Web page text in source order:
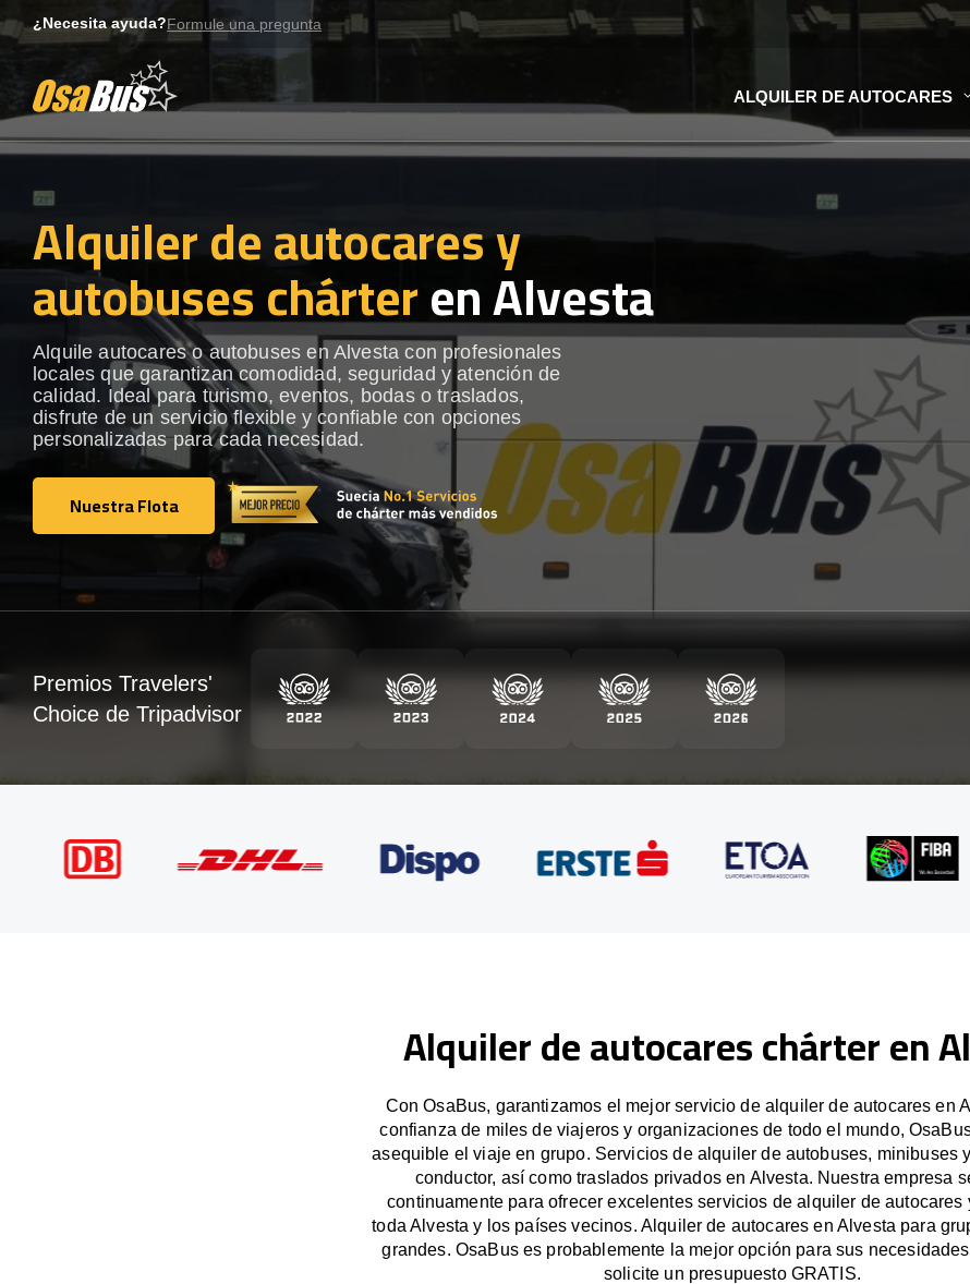
to
¿Necesita ayuda?Formule una pregunta
ALQUILER DE AUTOCARES
Alquiler de autocares y
autobuses chárteren Alvesta
Alquile autocares o autobuses en Alvesta con profesionales
locales que garantizan comodidad, seguridad y atención de
calidad. Ideal para turismo, eventos, bodas o traslados,
disfrute de un servicio flexible y confiable con opciones
personalizadas para cada necesidad.
Nuestra Flota
Nuestra Flota
Premios Travelers'
Choice de Tripadvisor
Alquiler de autocares chárter en
Con OsaBus, garantizamos el mejor servicio de alquiler de autocares en
confianza de miles de viajeros y organizaciones de todo el mundo,
asequible el viaje en grupo. Servicios de alquiler de autobuses, minibuses
conductor, así como traslados privados en Alvesta. Nuestra empresa
continuamente para ofrecer excelentes servicios de alquiler de autocares
toda Alvesta y los países vecinos. Alquiler de autocares en Alvesta para
grandes. OsaBus es probablemente la mejor opción para sus
solicite un presupuesto GRATIS.